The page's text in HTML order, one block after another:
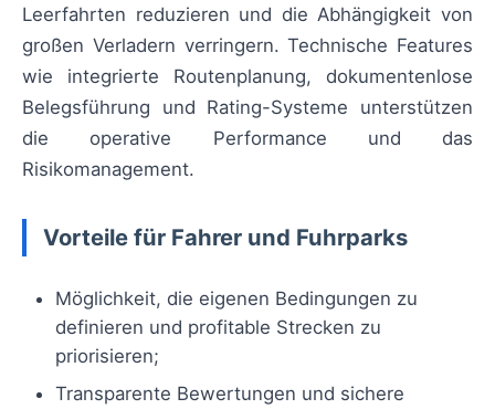
Leerfahrten reduzieren und die Abhängigkeit von
großen Verladern verringern. Technische Features
wie integrierte Routenplanung, dokumentenlose
Belegsführung und Rating-Systeme unterstützen
die operative Performance und das
Risikomanagement.
Vorteile für Fahrer und Fuhrparks
Möglichkeit, die eigenen Bedingungen zu
definieren und profitable Strecken zu
priorisieren;
Transparente Bewertungen und sichere